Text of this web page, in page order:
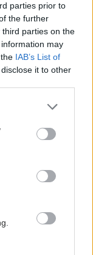
parties prior to
the further
parties on the
may
IAB’s List of
it to other
or more Google
You may click to
party tags to
in below Google
τελικά ''δίαιτα
τι να